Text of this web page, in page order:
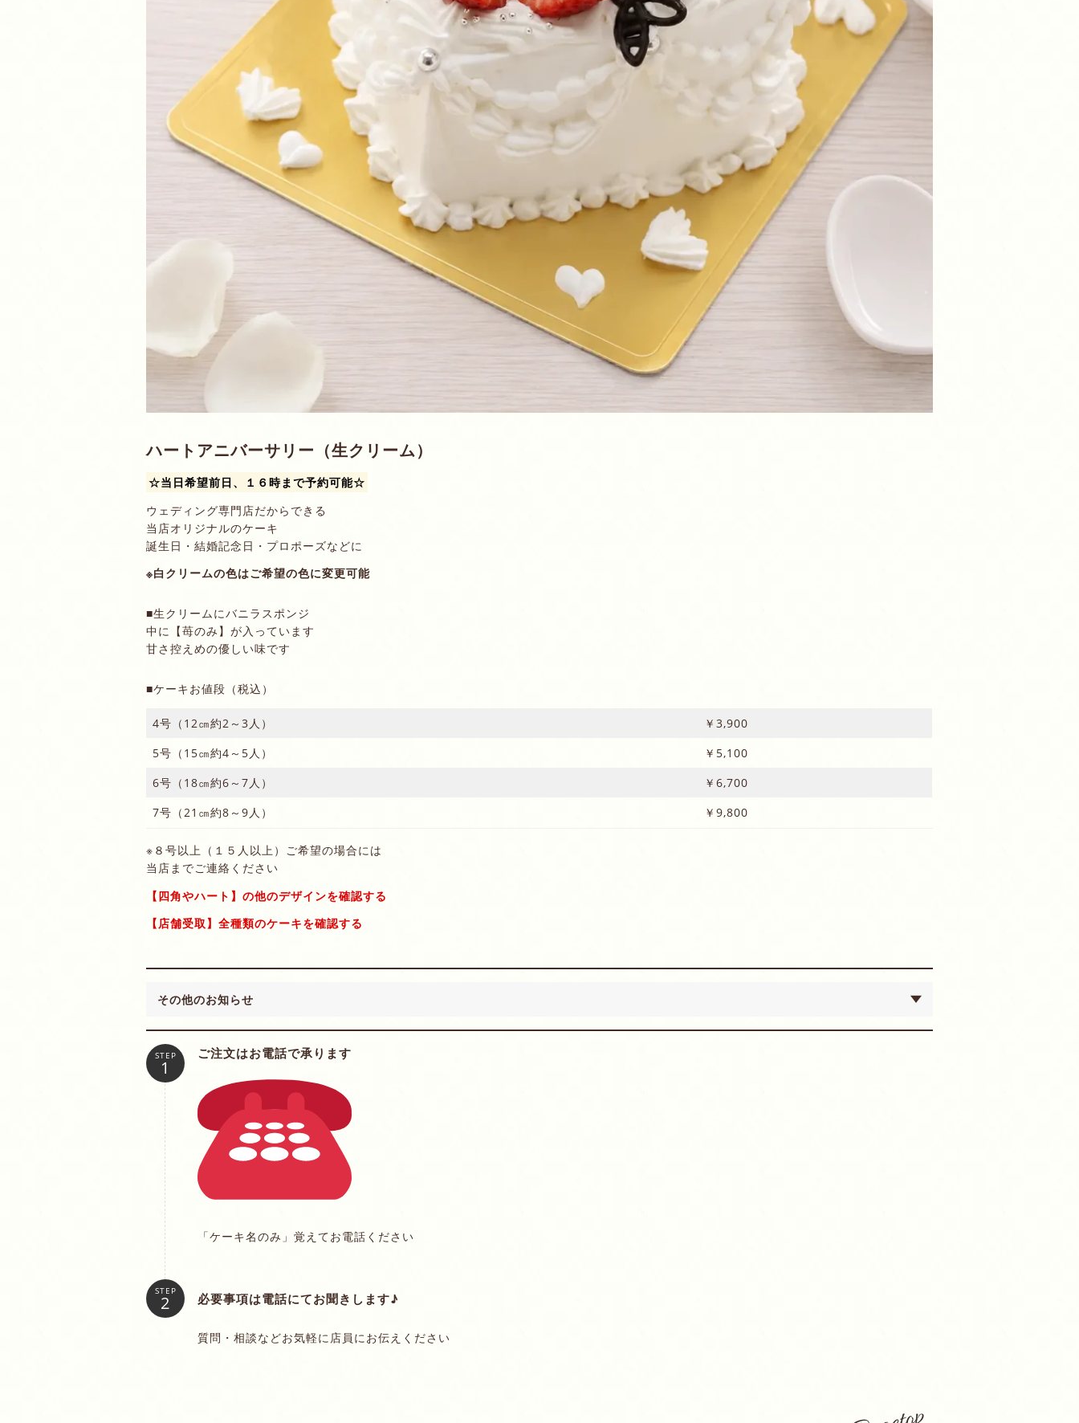
ハートアニバーサリー（生クリーム）
☆当日希望前日、１６時まで予約可能☆
ウェディング専門店だからできる
当店オリジナルのケーキ
誕生日・結婚記念日・プロポーズなどに
※白クリームの色はご希望の色に変更可能
■生クリームにバニラスポンジ
中に【苺のみ】が入っています
甘さ控えめの優しい味です
■ケーキお値段（税込）
4号（12㎝約2～3人）
￥3,900
5号（15㎝約4～5人）
￥5,100
6号（18㎝約6～7人）
￥6,700
7号（21㎝約8～9人）
￥9,800
※８号以上（１５人以上）ご希望の場合には
当店までご連絡ください
【四角やハート】の他のデザインを確認する
【店舗受取】全種類のケーキを確認する
その他のお知らせ
STEP ご注文はお電話で承ります
「ケーキ名のみ」覚えてお電話ください
STEP 必要事項は電話にてお聞きします♪
質問・相談などお気軽に店員にお伝えください